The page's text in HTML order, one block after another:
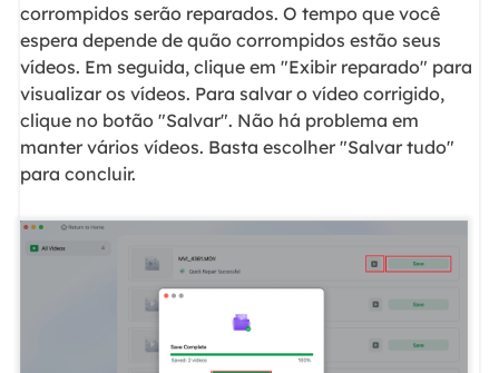
corrompidos serão reparados. O tempo que você
espera depende de quão corrompidos estão seus
vídeos. Em seguida, clique em "Exibir reparado" para
visualizar os vídeos. Para salvar o vídeo corrigido,
clique no botão "Salvar". Não há problema em
manter vários vídeos. Basta escolher "Salvar tudo"
para concluir.